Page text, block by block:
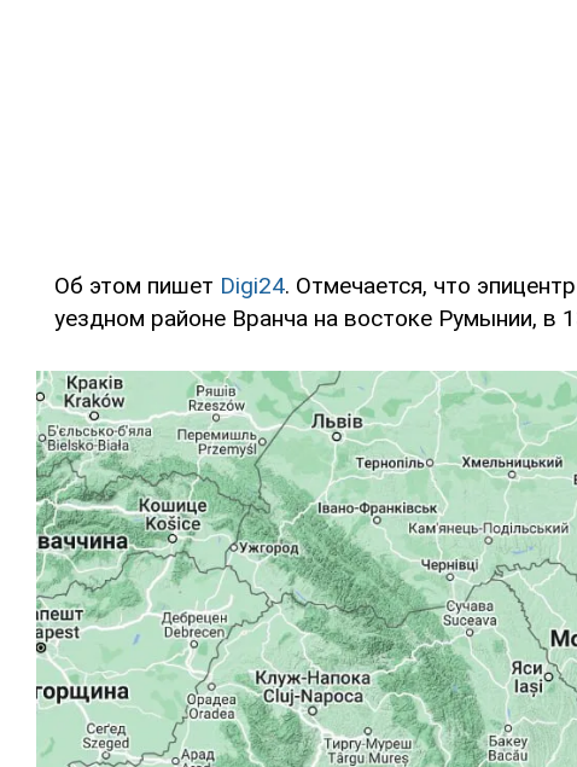
Об этом пишет Digi24. Отмечается, что
уездном районе Вранча на востоке Румынии, в